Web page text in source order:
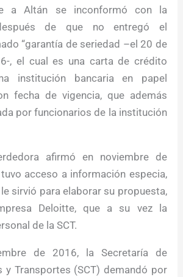
a Altán se inconformó con la
de que no entregó el
“garantía de seriedad –el 20 de
, el cual es una carta de crédito
institución bancaria en papel
fecha de vigencia, que además
por funcionarios de la institución
afirmó en noviembre de
acceso a información especia,
sirvió para elaborar su propuesta,
Deloitte, que a su vez la
de la SCT.
de 2016, la Secretaría de
y Transportes (SCT) demandó por